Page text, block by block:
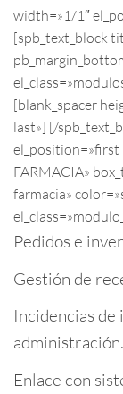
width=»1/1″
[spb_text_block
[blank_spacer
last»] [/
el_position=»first
FARMACIA»
farmacia»
Pedidos e
Gestión de
Incidencias
administración.
Enlace con